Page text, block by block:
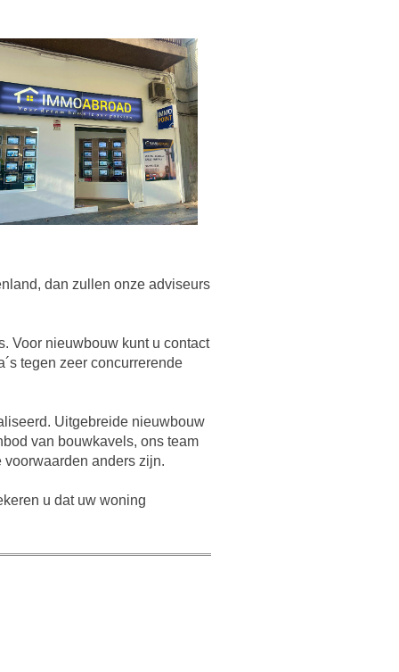
dan zullen onze adviseurs
Voor nieuwbouw kunt u contact
tegen zeer concurrerende
Uitgebreide nieuwbouw
van bouwkavels, ons team
anders zijn.
u dat uw woning